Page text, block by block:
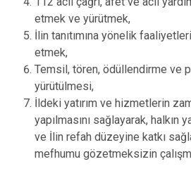
etmek ve yürütmek,
İlin tanıtımına yönelik
etmek,
Temsil, tören, ödüllendirme ve
yürütülmesi,
İldeki yatırım ve hizmetlerin
yapılmasını sağlayarak, halkın
ve İlin refah düzeyine katkı
mefhumu gözetmeksizin